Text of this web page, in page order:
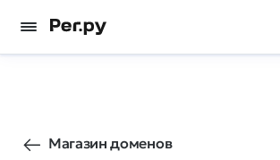
Магазин доменов